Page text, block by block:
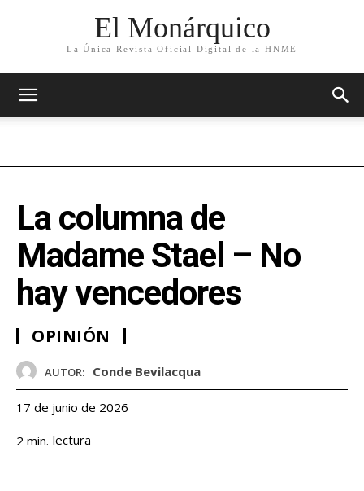
El Monárquico
La Única Revista Oficial Digital de la HNME
La columna de
Madame Stael – No
hay vencedores
OPINIÓN
AUTOR: Conde Bevilacqua
17 de junio de 2026
2 min. lectura